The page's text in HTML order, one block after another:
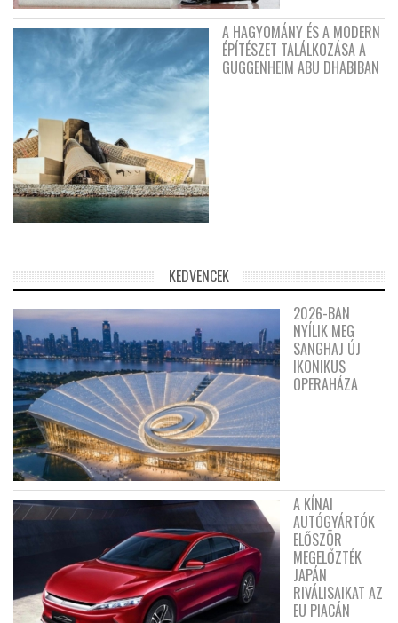
A HAGYOMÁNY ÉS A MODERN
ÉPÍTÉSZET TALÁLKOZÁSA A
GUGGENHEIM ABU DHABIBAN
KEDVENCEK
2026-BAN
NYÍLIK MEG
SANGHAJ ÚJ
IKONIKUS
OPERAHÁZA
A KÍNAI
AUTÓGYÁRTÓK
ELŐSZÖR
MEGELŐZTÉK
JAPÁN
RIVÁLISAIKAT AZ
EU PIACÁN